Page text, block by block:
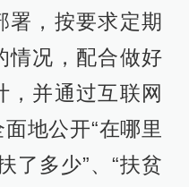
署，按要求定期
情况，配合做好
，并通过互联网
地公开“在哪里
了多少”、“扶贫